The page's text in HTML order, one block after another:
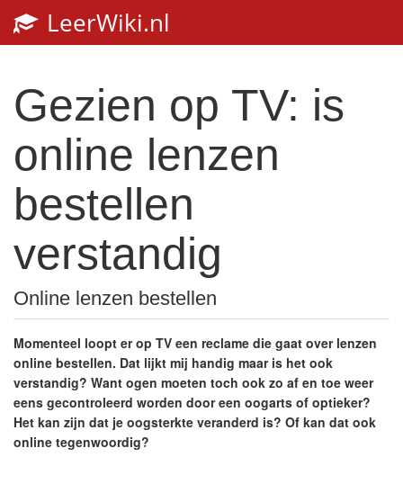
LeerWiki.nl
Gezien op TV: is
online lenzen
bestellen
verstandig
Online lenzen bestellen
Momenteel loopt er op TV een reclame die gaat over lenzen
online bestellen. Dat lijkt mij handig maar is het ook
verstandig? Want ogen moeten toch ook zo af en toe weer
eens gecontroleerd worden door een oogarts of optieker?
Het kan zijn dat je oogsterkte veranderd is? Of kan dat ook
online tegenwoordig?